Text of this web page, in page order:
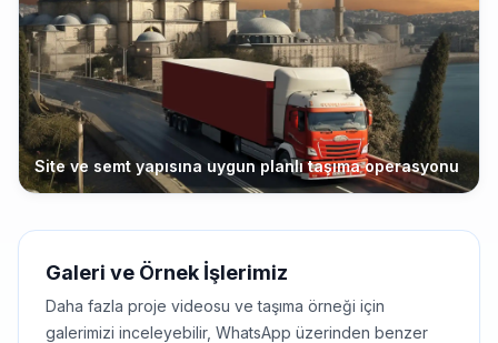
Site ve semt yapısına uygun planlı taşıma operasyonu
Galeri ve Örnek İşlerimiz
Daha fazla proje videosu ve taşıma örneği için
galerimizi inceleyebilir, WhatsApp üzerinden benzer